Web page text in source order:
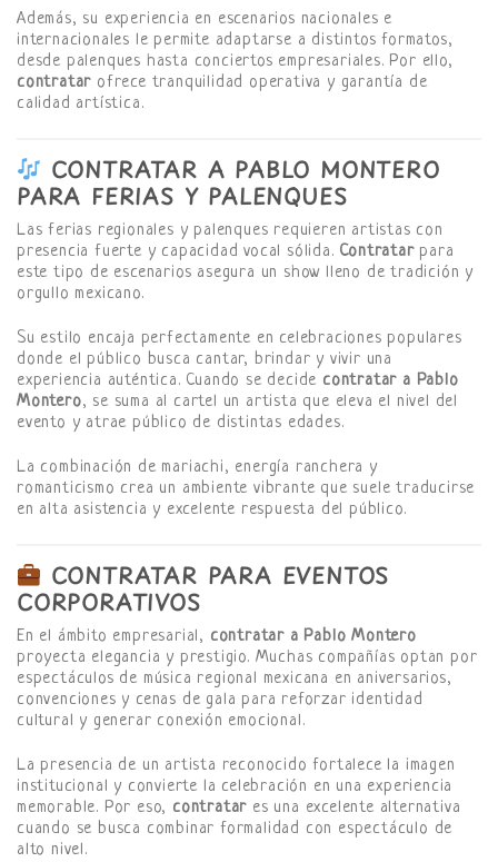
Además, su experiencia en escenarios nacionales e
internacionales le permite adaptarse a distintos formatos,
desde palenques hasta conciertos empresariales. Por ello,
contratar ofrece tranquilidad operativa y garantía de
calidad artística.
CONTRATAR A PABLO MONTERO
PARA FERIAS Y PALENQUES
Las ferias regionales y palenques requieren artistas con
presencia fuerte y capacidad vocal sólida. Contratarpara
este tipo de escenarios asegura un show lleno de tradición y
orgullo mexicano.
Su estilo encaja perfectamente en celebraciones populares
donde el público busca cantar, brindar y vivir una
experiencia auténtica. Cuando se decide contratar a Pablo
Montero, se suma al cartel un artista que eleva el nivel del
evento y atrae público de distintas edades.
La combinación de mariachi, energía ranchera y
romanticismo crea un ambiente vibrante que suele traducirse
en alta asistencia y excelente respuesta del público.
CONTRATAR PARA EVENTOS
CORPORATIVOS
En el ámbito empresarial, contratar a Pablo Montero
proyecta elegancia y prestigio. Muchas compañías optan por
espectáculos de música regional mexicana en aniversarios,
convenciones y cenas de gala para reforzar identidad
cultural y generar conexión emocional.
La presencia de un artista reconocido fortalece la imagen
institucional y convierte la celebración en una experiencia
memorable. Por eso, contratar es una excelente alternativa
cuando se busca combinar formalidad con espectáculo de
alto nivel.